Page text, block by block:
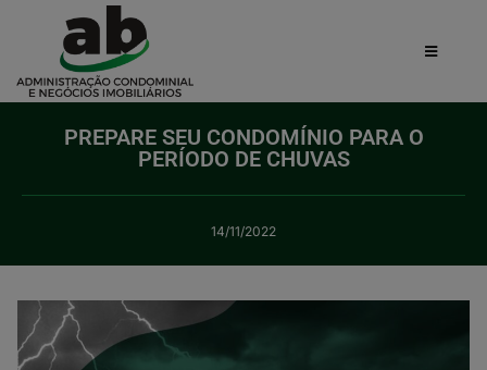
PREPARE SEU CONDOMÍNIO PARA O
PERÍODO DE CHUVAS
14/11/2022